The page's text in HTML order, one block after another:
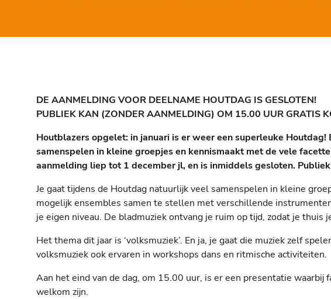
DE AANMELDING VOOR DEELNAME HOUTDAG IS GESLOTEN!
PUBLIEK KAN (ZONDER AANMELDING) OM 15.00 UUR GRATIS
Houtblazers opgelet: in januari is er weer een superleuke
samenspelen in kleine groepjes en kennismaakt met de vele
aanmelding liep tot 1 december jl, en is inmiddels gesloten.
Je gaat tijdens de Houtdag natuurlijk veel samenspelen in kleine
mogelijk ensembles samen te stellen met verschillende
je eigen niveau. De bladmuziek ontvang je ruim op tijd, zodat je thuis
Het thema dit jaar is ‘volksmuziek’. En ja, je gaat die muziek zelf
volksmuziek ook ervaren in workshops dans en ritmische activiteiten.
Aan het eind van de dag, om 15.00 uur, is er een presentatie waarbij
welkom zijn.